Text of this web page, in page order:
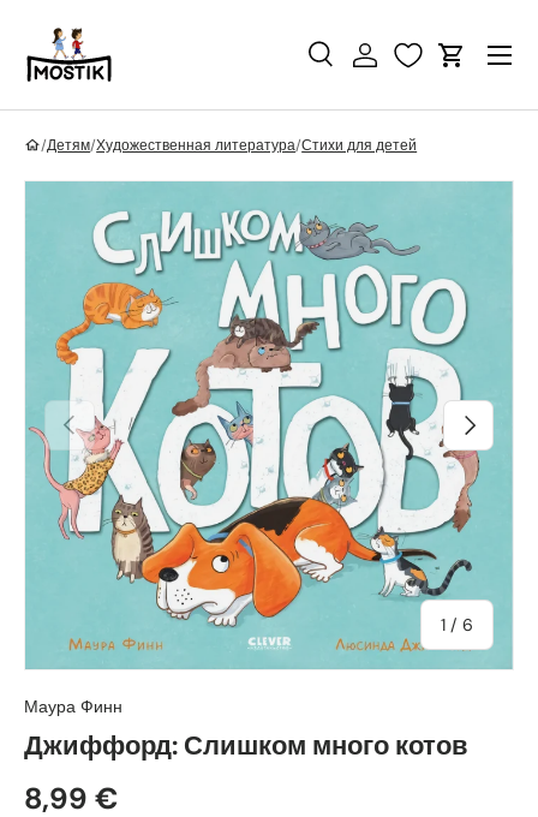
Перейти к контенту
Поиск
ПоискВойти Корзина
/Детям/Художественная литература/Стихи для детей
Перейти к информации о продукте
Назад
1 / из
6
Вперед
Маура Финн
Джиффорд: Слишком много котов
8,99 €